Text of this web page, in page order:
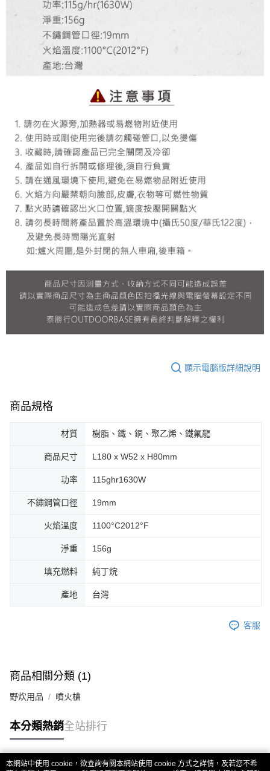
顯示電腦版詳細說明
商品規格
材質 樹脂、鐵、銅、聚乙烯、鐵氟龍
商品尺寸 L180 x W52 x H80mm
功率 115ghr1630W
不鏽鋼管口徑 19mm
火焰溫度 1100°C2012°F
淨重 156g
填充燃料 純丁烷
產地 台灣
客服
商品相關分類 (1)
野炊用品 噴火槍
本分類熱銷全站排行
本網站中使用 cookie，欲查詢有關本網站使用 cookie 方式之詳情，及若您不希